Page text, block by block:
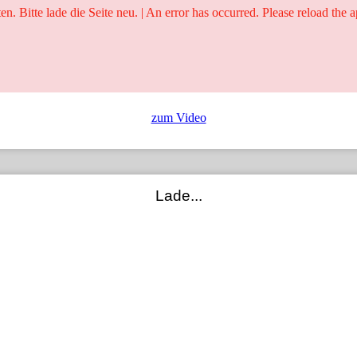
zum Video
Lade...
Bitte lade die Seite neu. | An error has occurred. Please reload the